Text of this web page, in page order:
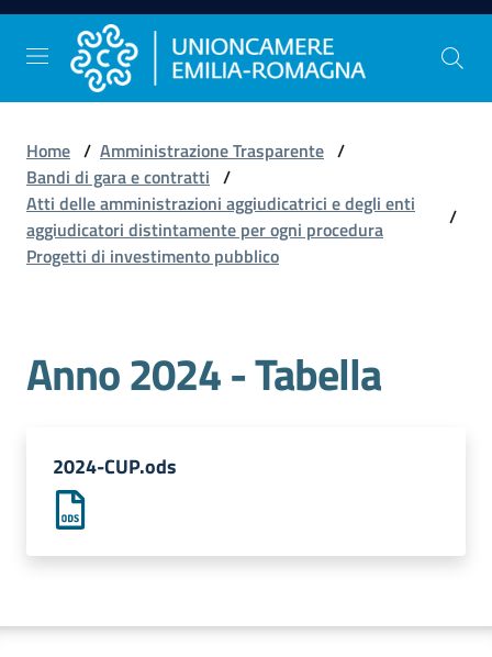
Vai al contenuto
Vai alla navigazione
Vai al footer
Comunicazione
e
Stampa
Statistica
Orientamento
lavoro
e
Home / Amministrazione Trasparente /
Bandi di gara e contratti /
Atti delle amministrazioni aggiudicatrici e degli enti
aggiudicatori distintamente per ogni procedura
/
Progetti di investimento pubblico
Anno 2024 - Tabella
2024-CUP.ods